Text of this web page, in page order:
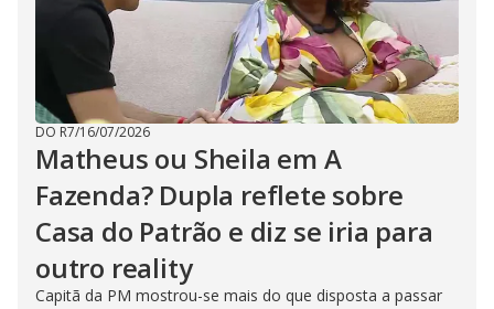
DO R7/16/07/2026
Matheus ou Sheila em A
Fazenda? Dupla reflete sobre
Casa do Patrão e diz se iria para
outro reality
Capitã da PM mostrou-se mais do que disposta a passar